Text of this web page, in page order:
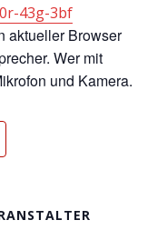
43g-3bf
aktueller Browser
Wer mit
und Kamera.